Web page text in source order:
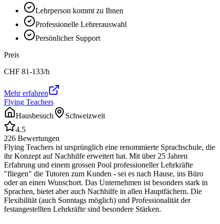
Lehrperson kommt zu Ihnen
Professionelle Lehrerauswahl
Persönlicher Support
Preis
CHF 81-133/h
Mehr erfahren
Flying Teachers
Hausbesuch
Schweizweit
4.5
226 Bewertungen
Flying Teachers ist ursprünglich eine renommierte Sprachschule, die
ihr Konzept auf Nachhilfe erweitert hat. Mit über 25 Jahren
Erfahrung und einem grossen Pool professioneller Lehrkräfte
"fliegen" die Tutoren zum Kunden - sei es nach Hause, ins Büro
oder an einen Wunschort. Das Unternehmen ist besonders stark in
Sprachen, bietet aber auch Nachhilfe in allen Hauptfächern. Die
Flexibilität (auch Sonntags möglich) und Professionalität der
festangestellten Lehrkräfte sind besondere Stärken.